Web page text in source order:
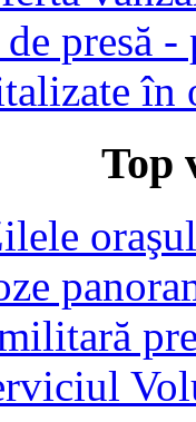
presă
în
Top